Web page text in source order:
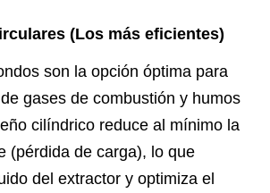
(Los más eficientes)
son la opción óptima para
gases de combustión y humos
cilíndrico reduce al mínimo la
(pérdida de carga), lo que
del extractor y optimiza el